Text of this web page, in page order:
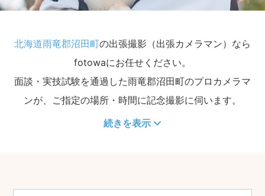
北海道雨竜郡沼田町の出張撮影（出張カメラマン）なら
fotowaにお任せください。
面談・実技試験を通過した雨竜郡沼田町のプロカメラマ
ンが、ご指定の場所・時間に記念撮影に伺います。
続きを表示